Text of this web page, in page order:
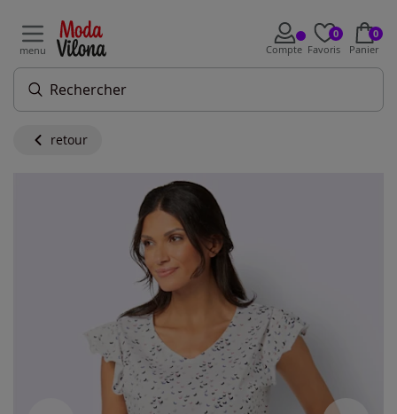
menu Compte
0
Favoris
0
Panier
retour